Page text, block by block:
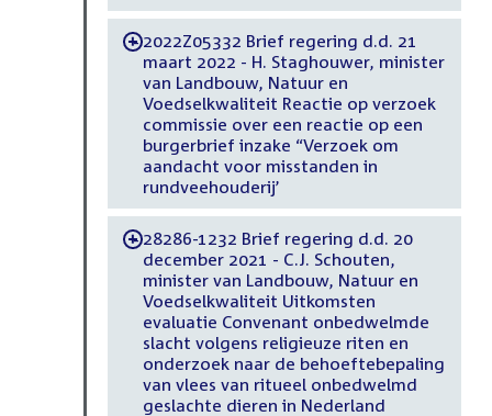
-2022Z05332 Brief regering d.d. 21
maart 2022 - H. Staghouwer, minister
van Landbouw, Natuur en
Voedselkwaliteit Reactie op verzoek
commissie over een reactie op een
burgerbrief inzake “Verzoek om
aandacht voor misstanden in
rundveehouderij’
-28286-1232 Brief regering d.d. 20
december 2021 - C.J. Schouten,
minister van Landbouw, Natuur en
Voedselkwaliteit Uitkomsten
evaluatie Convenant onbedwelmde
slacht volgens religieuze riten en
onderzoek naar de behoeftebepaling
van vlees van ritueel onbedwelmd
geslachte dieren in Nederland